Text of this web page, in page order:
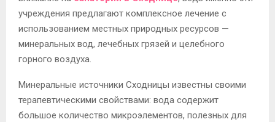
учреждения предлагают комплексное лечение с
использованием местных природных ресурсов —
минеральных вод, лечебных грязей и целебного
горного воздуха.
Минеральные источники Сходницы известны своими
терапевтическими свойствами: вода содержит
большое количество микроэлементов, полезных для